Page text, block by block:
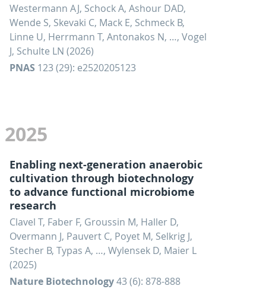
Westermann AJ, Schock A, Ashour DAD,
Wende S, Skevaki C, Mack E, Schmeck B,
Linne U, Herrmann T, Antonakos N, …, Vogel
J, Schulte LN (2026)
PNAS 123 (29): e2520205123
2025
Enabling next-generation anaerobic
cultivation through biotechnology
to advance functional microbiome
research
Clavel T, Faber F, Groussin M, Haller D,
Overmann J, Pauvert C, Poyet M, Selkrig J,
Stecher B, Typas A, …, Wylensek D, Maier L
(2025)
Nature Biotechnology43 (6): 878-888